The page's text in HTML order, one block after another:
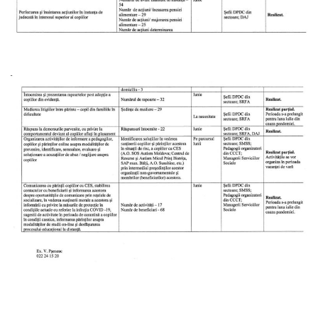
Anticorupție
și
Evenimente
Acte
și
regulamente
Legislație
internațională